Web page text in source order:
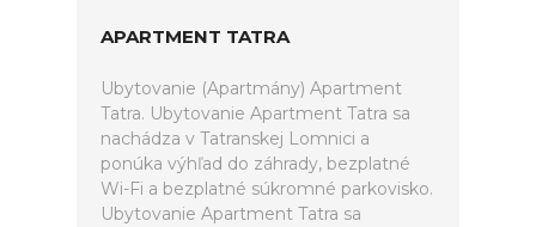
APARTMENT TATRA
Ubytovanie (Apartmány) Apartment
Tatra. Ubytovanie Apartment Tatra sa
nachádza v Tatranskej Lomnici a
ponúka výhľad do záhrady, bezplatné
Wi-Fi a bezplatné súkromné parkovisko.
Ubytovanie Apartment Tatra sa